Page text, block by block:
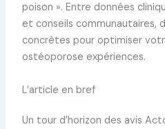
poison ». Entre données
et conseils communautaires,
concrètes pour optimiser
ostéoporose expériences.
L’article en bref
Un tour d’horizon des avis